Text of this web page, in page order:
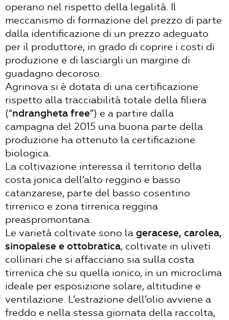
operano nel rispetto della legalità. Il
meccanismo di formazione del prezzo di parte
dalla identificazione di un prezzo adeguato
per il produttore, in grado di coprire i costi di
produzione e di lasciargli un margine di
guadagno decoroso.
Agrinova si è dotata di una certificazione
rispetto alla tracciabilità totale della filiera
(“ndrangheta free”) e a partire dalla
campagna del 2015 una buona parte della
produzione ha ottenuto la certificazione
biologica.
La coltivazione interessa il territorio della
costa jonica dell’alto reggino e basso
catanzarese, parte del basso cosentino
tirrenico e zona tirrenica reggina
preaspromontana.
Le varietà coltivate sono la geracese, carolea,
sinopalese e ottobratica, coltivate in uliveti
collinari che si affacciano sia sulla costa
tirrenica che su quella ionico, in un microclima
ideale per esposizione solare, altitudine e
ventilazione. L’estrazione dell’olio avviene a
freddo e nella stessa giornata della raccolta,